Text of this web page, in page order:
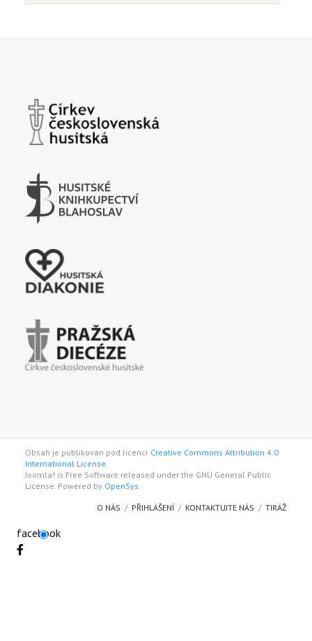
Obsah je publikován pod licencí Creative Commons Attribution 4.0
International License.
Joomla! is Free Software released under the GNU General Public
License. Powered by OpenSys
O NÁS PŘIHLÁŠENÍ KONTAKTUJTE NÁS TIRÁŽ
facebook